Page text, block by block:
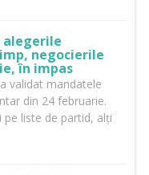
alegerile
negocierile
în impas
validat mandatele
din 24 februarie.
liste de partid, alți